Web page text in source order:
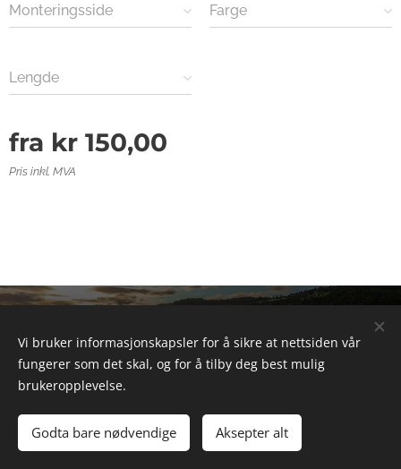
Monteringsside Farge
Lengde
fra kr 150,00
Pris inkl. MVA
Legg til i handlekurven
Informasjonskapsler
Vi bruker informasjonskapsler for å sikre at nettsiden vår
fungerer som det skal, og for å tilby deg best mulig
brukeropplevelse.
Godta bare nødvendige Aksepter alt